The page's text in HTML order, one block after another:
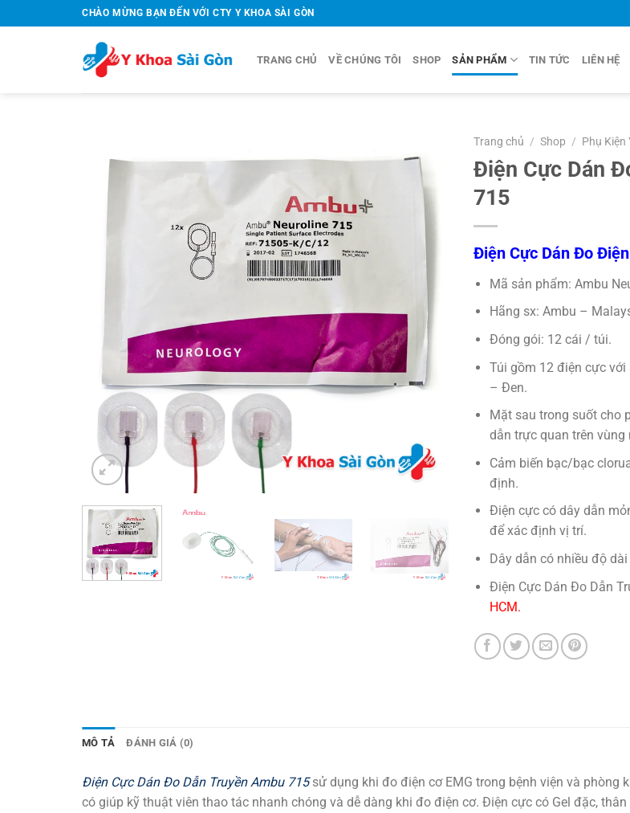
qua
CHÀO MỪNG BẠN ĐẾN VỚI CTY Y KHOA SÀI GÒN
TRANG CHỦ VỀ CHÚNG TÔI SHOP SẢN PHẨM TIN TỨC LIÊN HỆ
Trang chủ / Shop / Phụ Kiện
Điện Cực Dán
715
Điện Cực Dán Đo
Mã sản phẩm: Ambu
Hãng sx: Ambu –
Đóng gói: 12 cái / túi.
Túi gồm 12 điện cực
– Đen.
Mặt sau trong suốt cho
dẫn trực quan trên vùng
Cảm biến bạc/bạc
định.
​Điện cực có dây dẫn
để xác định vị trí.
Dây dẫn có nhiều độ
Điện Cực Dán Đo Dẫn
HCM.
MÔ TẢ ĐÁNH GIÁ (0)
Điện Cực Dán Đo Dẫn Truyền Ambu 715sử dụng khi đo điện cơ EMG trong bệnh viện và phòng
có giúp kỹ thuật viên thao tác nhanh chóng và dễ dàng khi đo điện cơ. Điện cực có Gel đặc,